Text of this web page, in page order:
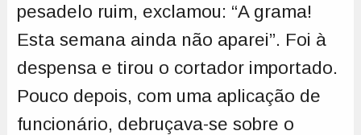
pesadelo ruim, exclamou: “A grama!
Esta semana ainda não aparei”. Foi à
despensa e tirou o cortador importado.
Pouco depois, com uma aplicação de
funcionário, debruçava-se sobre o